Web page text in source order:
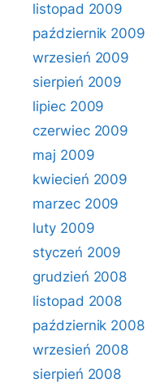
listopad 2009
październik 2009
wrzesień 2009
sierpień 2009
lipiec 2009
czerwiec 2009
maj 2009
kwiecień 2009
marzec 2009
luty 2009
styczeń 2009
grudzień 2008
listopad 2008
październik 2008
wrzesień 2008
sierpień 2008